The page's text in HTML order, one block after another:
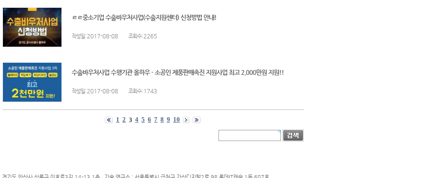
ㄹㄹ중소기업 수출바우처사업(수출지원센터) 신청방법 안내!
작성일:2017-08-08 조회수:2265
수출바우처사업 수행기관 올하우 - 소공인 제품판매촉진 지원사업 최고 2,000만원 지원!!
작성일:2017-08-08 조회수:1743
1 2 3 4 5 6 7 8 9 10